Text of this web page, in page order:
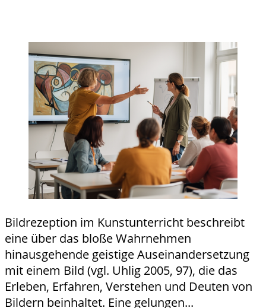
Bildrezeption im Kunstunterricht beschreibt
eine über das bloße Wahrnehmen
hinausgehende geistige Auseinandersetzung
mit einem Bild (vgl. Uhlig 2005, 97), die das
Erleben, Erfahren, Verstehen und Deuten von
Bildern beinhaltet. Eine gelungen...